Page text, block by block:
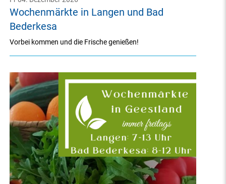
Wochenmärkte in Langen und Bad
Bederkesa
Vorbei kommen und die Frische genießen!